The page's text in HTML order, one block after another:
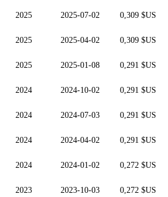
2025 2025-07-02 0,309 $US
2025 2025-04-02 0,309 $US
2025 2025-01-08 0,291 $US
2024 2024-10-02 0,291 $US
2024 2024-07-03 0,291 $US
2024 2024-04-02 0,291 $US
2024 2024-01-02 0,272 $US
2023 2023-10-03 0,272 $US